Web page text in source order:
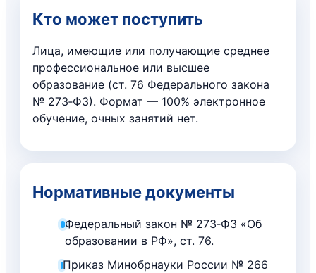
Кто может поступить
Лица, имеющие или получающие среднее
профессиональное или высшее
образование (ст. 76 Федерального закона
№ 273‑ФЗ). Формат — 100% электронное
обучение, очных занятий нет.
Нормативные документы
Федеральный закон № 273‑ФЗ «Об
образовании в РФ», ст. 76.
Приказ Минобрнауки России № 266